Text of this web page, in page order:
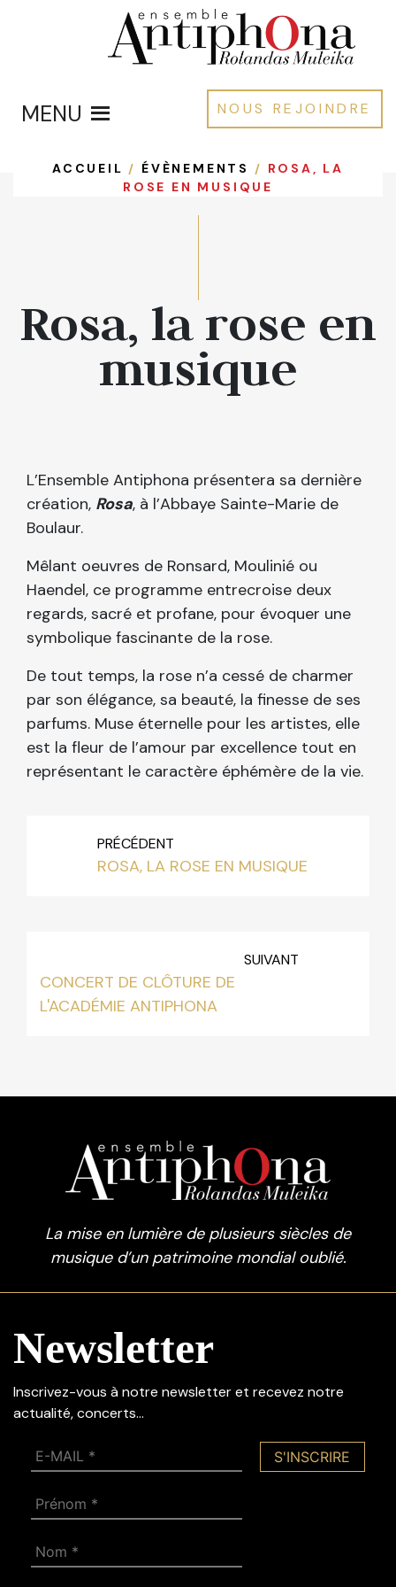
MENU NOUS REJOINDRE
ACCUEIL / ÉVÈNEMENTS / ROSA, LA
ROSE EN MUSIQUE
Rosa, la rose en
musique
L’Ensemble Antiphona présentera sa dernière
création, Rosa, à l’Abbaye Sainte-Marie de
Boulaur.
Mêlant oeuvres de Ronsard, Moulinié ou
Haendel, ce programme entrecroise deux
regards, sacré et profane, pour évoquer une
symbolique fascinante de la rose.
De tout temps, la rose n’a cessé de charmer
par son élégance, sa beauté, la finesse de ses
parfums. Muse éternelle pour les artistes, elle
est la fleur de l’amour par excellence tout en
représentant le caractère éphémère de la vie.
PRÉCÉDENT
ROSA, LA ROSE EN MUSIQUE
SUIVANT
CONCERT DE CLÔTURE DE
L'ACADÉMIE ANTIPHONA
La mise en lumière de plusieurs siècles de
musique d’un patrimoine mondial oublié.
Newsletter
Inscrivez-vous à notre newsletter et recevez notre
actualité, concerts…